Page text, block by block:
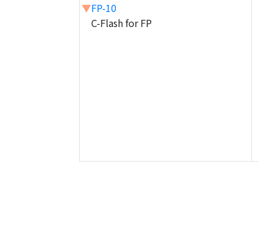
▼FP-10
C-Flash for FP